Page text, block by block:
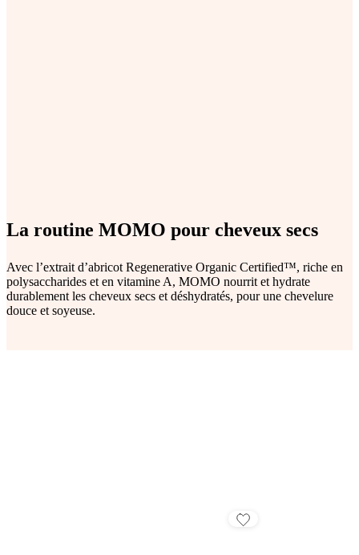
La routine MOMO pour cheveux secs
Avec l’extrait d’abricot Regenerative Organic Certified™, riche en
polysaccharides et en vitamine A, MOMO nourrit et hydrate
durablement les cheveux secs et déshydratés, pour une chevelure
douce et soyeuse.